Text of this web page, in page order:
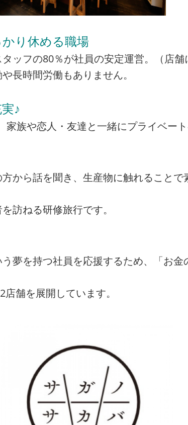
り休める職場
ッフの80％が社員の安定運営。（店
長時間労働もありません。
♪
家族や恋人・友達と一緒にプライベー
から話を聞き、生産物に触れること
訪ねる研修旅行です。
夢を持つ社員を応援するため、「お
舗を展開しています。